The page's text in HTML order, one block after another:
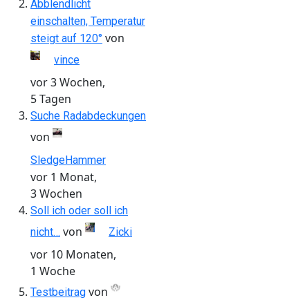
Abblendlicht
einschalten, Temperatur
steigt auf 120° von
vince
vor 3 Wochen,
5 Tagen
Suche Radabdeckungen
von
SledgeHammer
vor 1 Monat,
3 Wochen
Soll ich oder soll ich
nicht… von Zicki
vor 10 Monaten,
1 Woche
Testbeitrag von